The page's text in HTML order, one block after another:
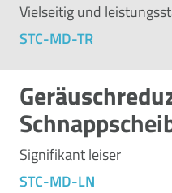
Vielseitig und
STC-MD-TR
Signifikant leiser
STC-MD-LN